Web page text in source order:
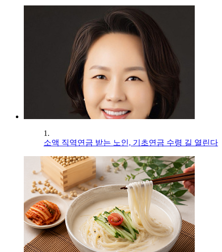
1.
소액 직역연금 받는 노인, 기초연금 수령 길 열린다